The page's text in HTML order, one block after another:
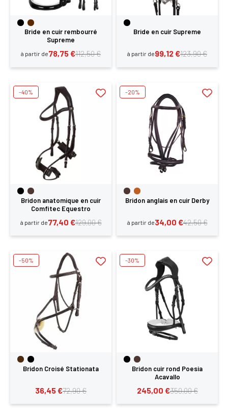
Bride en cuir rembourré
Supreme
à partir de 112,50 €
78,75 €
Bride en cuir Supreme
à partir de 123,90 €
99,12 €
Bridon anatomique en cuir
Comfitec Equestro
à partir de 129,00 €
77,40 €
-40%
Bridon anglais en cuir Derby
à partir de 42,50 €
34,00 €
-20%
Bridon Croisé Stationata
72,90 €
36,45 €
-50%
Bridon cuir rond Poesia
Acavallo
350,00 €
245,00 €
-30%